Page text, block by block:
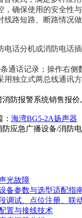
确保使用的安全性与
路短路、断路情况做
话分机或消防电话插
通话记录；操作右
独立式两总线通讯
防报警系统销售报
海湾BG5-2A扬声器
防应急广播设备/消防
光故障
备参数与选型适配指
调试、点位注册、联
置与接线技术